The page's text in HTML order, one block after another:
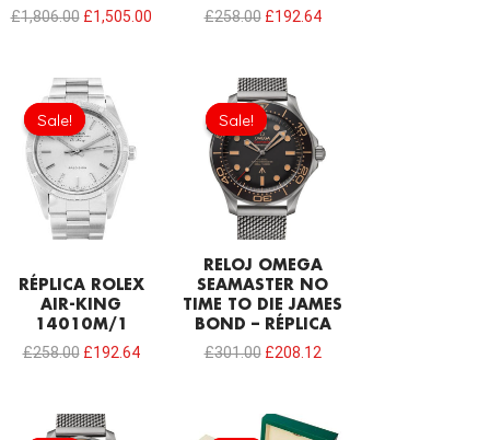
£1,806.00 £1,505.00
£258.00 £192.64
Sale!
Sale!
RÉPLICA ROLEX
AIR-KING
14010M/1
£258.00
Ursprünglicher
Preis
war:
£258.00
£192.64
Sale!
Sale!
RELOJ OMEGA
SEAMASTER NO
TIME TO DIE JAMES
BOND – RÉPLICA
£301.00
Ursprünglicher
Preis
war:
£301.00
£208.12
£208.12.
Ursprünglicher
Ursprünglicher
Aktueller